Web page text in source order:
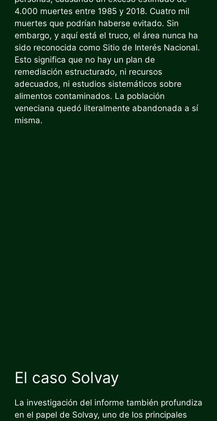
4.000 muertes entre 1985 y 2018. Cuatro mil
muertes que podrían haberse evitado. Sin
embargo, y aquí está el truco, el área nunca ha
sido reconocida como Sitio de Interés Nacional.
Esto significa que no hay un plan de
remediación estructurado, ni recursos
adecuados, ni estudios sistemáticos sobre
alimentos contaminados. La población
veneciana quedó literalmente abandonada a sí
misma.
El caso Solvay
La investigación del informe también profundiza
en el papel de Solvay, uno de los principales